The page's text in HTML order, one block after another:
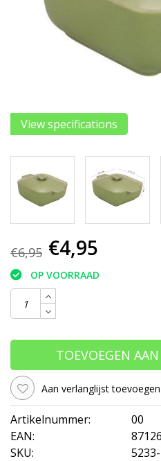
View specifications
€6,95 €4,95
OP VOORRAAD
TOEVOEGEN
Aan verlanglijst toevoegen
Artikelnummer:
00
EAN:
SKU: